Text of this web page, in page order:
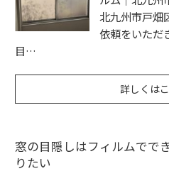
北九州市戸畑
依頼をいただ
目…
詳しくは
窓の目隠しはフィルムでで
りたい